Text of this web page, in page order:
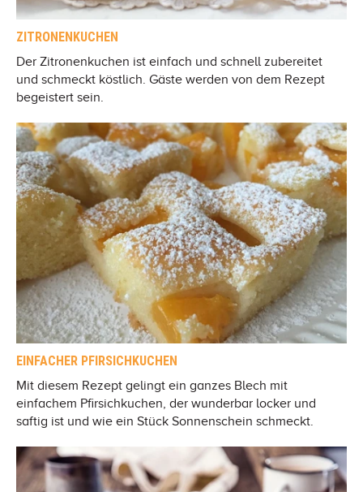
ZITRONENKUCHEN
Der Zitronenkuchen ist einfach und schnell zubereitet
und schmeckt köstlich. Gäste werden von dem Rezept
begeistert sein.
EINFACHER PFIRSICHKUCHEN
Mit diesem Rezept gelingt ein ganzes Blech mit
einfachem Pfirsichkuchen, der wunderbar locker und
saftig ist und wie ein Stück Sonnenschein schmeckt.